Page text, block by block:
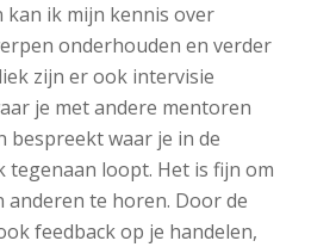
ik mijn kennis over
onderhouden en verder
zijn er ook intervisie
je met andere mentoren
bespreekt waar je in de
tegenaan loopt. Het is fijn om
anderen te horen. Door de
feedback op je handelen,